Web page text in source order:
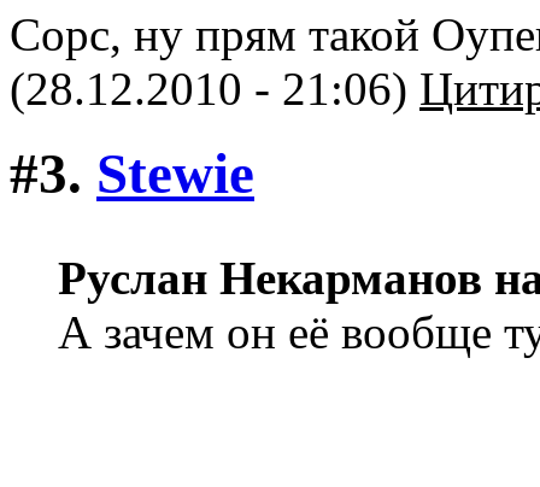
Сорс, ну прям такой
(28.12.2010 - 21:06)
#3. Stewie
Руслан Некарманов
А зачем он её вообще